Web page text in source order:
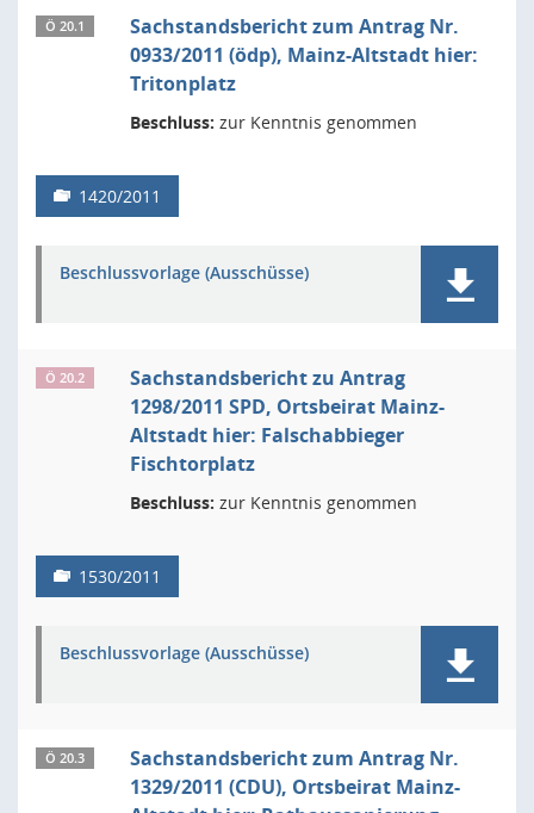
Ö 20.1
Sachstandsbericht zum Antrag Nr.
0933/2011 (ödp), Mainz-Altstadt hier:
Tritonplatz
Beschluss: zur Kenntnis genommen
1420/2011
Beschlussvorlage (Ausschüsse)
Ö 20.2
Sachstandsbericht zu Antrag
1298/2011 SPD, Ortsbeirat Mainz-
Altstadt hier: Falschabbieger
Fischtorplatz
Beschluss: zur Kenntnis genommen
1530/2011
Beschlussvorlage (Ausschüsse)
Ö 20.3
Sachstandsbericht zum Antrag Nr.
1329/2011 (CDU), Ortsbeirat Mainz-